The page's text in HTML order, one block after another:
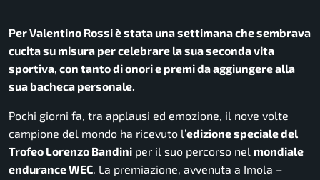
Per Valentino Rossi è stata una settimana che sembrava
cucita su misura per celebrare la sua seconda vita
sportiva, con tanto di onori e premi da aggiungere alla
sua bacheca personale.
Pochi giorni fa, tra applausi ed emozione, il nove volte
campione del mondo ha ricevuto l’edizione speciale del
Trofeo Lorenzo Bandini per il suo percorso nel mondiale
endurance WEC. La premiazione, avvenuta a Imola –